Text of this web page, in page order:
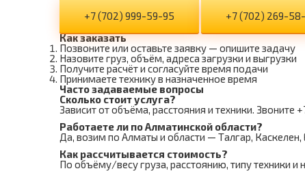
+7 (702) 999-59-95
+7 (702) 269-
Как заказать
Позвоните или оставьте заявку — опишите задачу
Назовите груз, объём, адреса загрузки и выгрузки
Получите расчёт и согласуйте время подачи
Принимаете технику в назначенное время
Часто задаваемые вопросы
Сколько стоит услуга?
Зависит от объёма, расстояния и техники.
Работаете ли по Алматинской области?
Да, возим по Алматы и области — Талгар,
Как рассчитывается стоимость?
По объёму/весу груза, расстоянию, типу техники